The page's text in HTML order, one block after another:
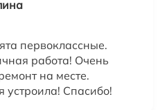
первоклассные.
работа! Очень
на месте.
устроила! Спасибо!